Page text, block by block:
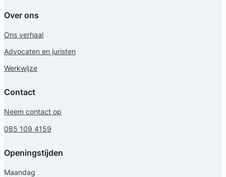
Over ons
Ons verhaal
Advocaten en juristen
Werkwijze
Contact
Neem contact op
085 109 4159
Openingstijden
Maandag